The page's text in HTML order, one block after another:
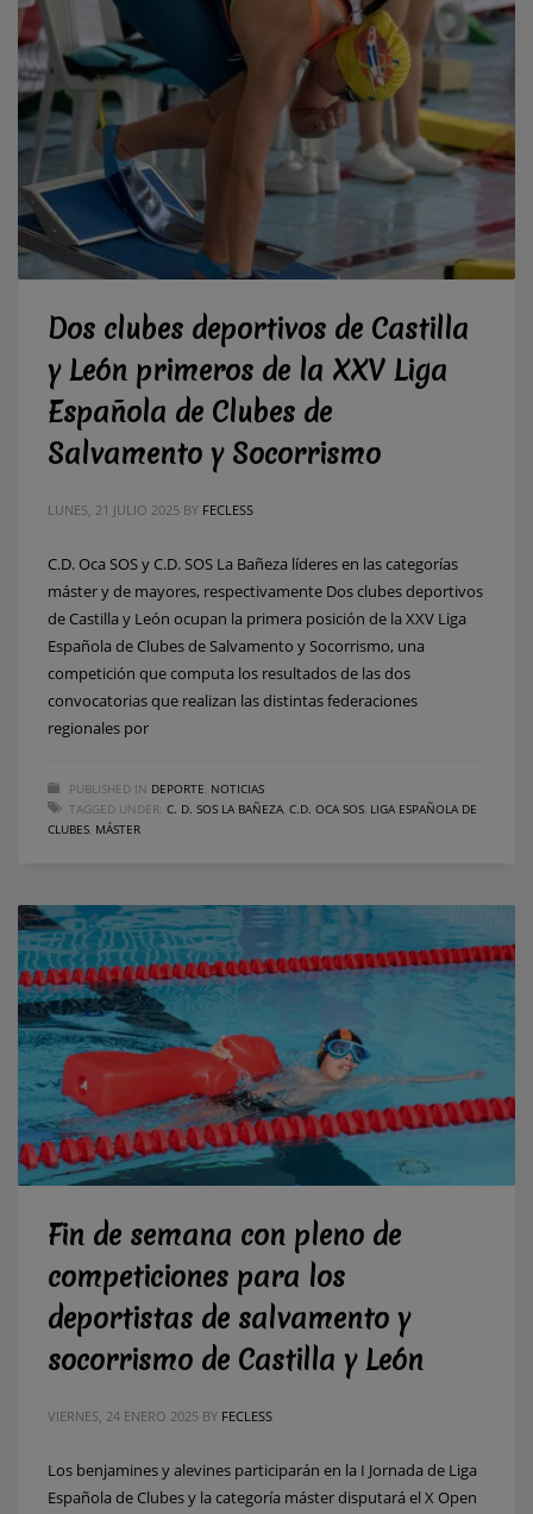
Dos clubes deportivos de Castilla
y León primeros de la XXV Liga
Española de Clubes de
Salvamento y Socorrismo
LUNES, 21 JULIO 2025 BY FECLESS
C.D. Oca SOS y C.D. SOS La Bañeza líderes en las categorías
máster y de mayores, respectivamente Dos clubes deportivos
de Castilla y León ocupan la primera posición de la XXV Liga
Española de Clubes de Salvamento y Socorrismo, una
competición que computa los resultados de las dos
convocatorias que realizan las distintas federaciones
regionales por
PUBLISHED IN DEPORTE NOTICIAS
TAGGED UNDER: C. D. SOS LA BAÑEZA C.D. OCA SOS LIGA ESPAÑOLA DE
CLUBES MÁSTER
Fin de semana con pleno de
competiciones para los
deportistas de salvamento y
socorrismo de Castilla y León
VIERNES, 24 ENERO 2025 BY FECLESS
Los benjamines y alevines participarán en la I Jornada de Liga
Española de Clubes y la categoría máster disputará el X Open